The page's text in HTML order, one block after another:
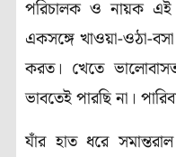
পরিচালক ও নায়ক এই
একসঙ্গে খাওয়া-ওঠা-
করত। খেতে
ভাবতেই পারছি না।
যাঁর হাত ধরে